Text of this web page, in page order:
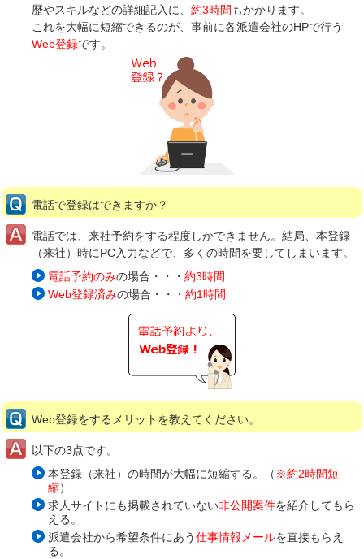
歴やスキルなどの詳細記入に、 約3時間もかかります。
これを大幅に短縮できるのが、事前に各派遣会社のHPで行う
Web登録です。
電話で登録はできますか？
電話では、来社予約をする程度しかできません。結局、本登録
（来社）時にPC入力などで、多くの時間を要してしまいます。
電話予約のみの場合・・・ 約3時間
Web登録済みの場合・・・ 約1時間
Web登録をするメリットを教えてください。
以下の3点です。
本登録（来社）の時間が大幅に短縮する。（ ※約2時間短
縮）
求人サイトにも掲載されていない非公開案件を紹介してもら
える。
派遣会社から希望条件にあう仕事情報メールを直接もらえ
る。